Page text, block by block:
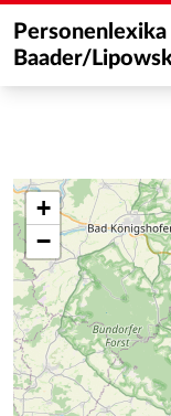
Personenlexika
Baader/
+
−